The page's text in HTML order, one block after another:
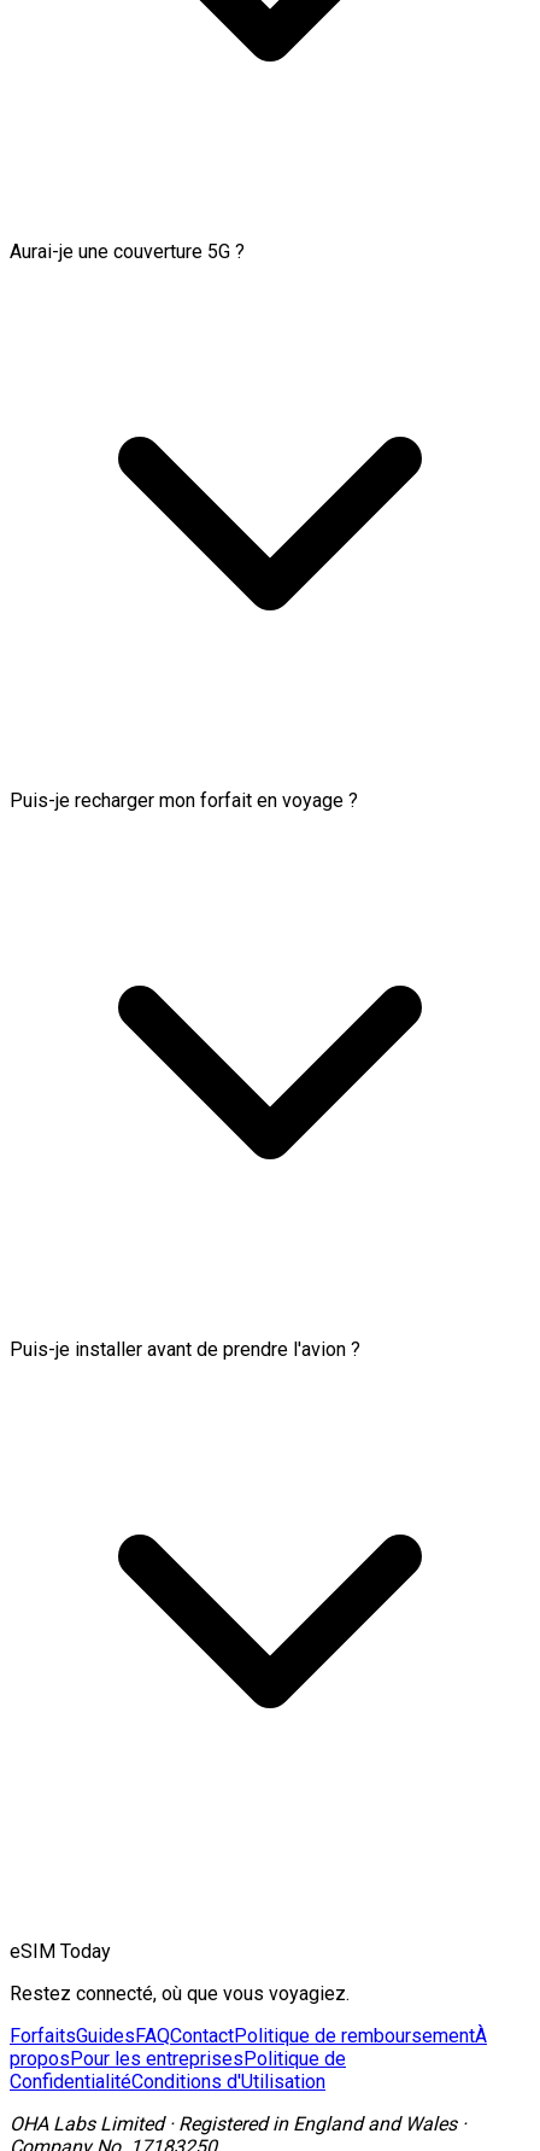
Aurai-je une couverture 5G ?
Puis-je recharger mon forfait en voyage ?
Puis-je installer avant de prendre l'avion ?
eSIM Today
Restez connecté, où que vous voyagiez.
ForfaitsGuides FAQContactPolitique de remboursementÀ
propos Pour les entreprises Politique de
ConfidentialitéConditions d'Utilisation
OHA Labs Limited· Registered in England and Wales·